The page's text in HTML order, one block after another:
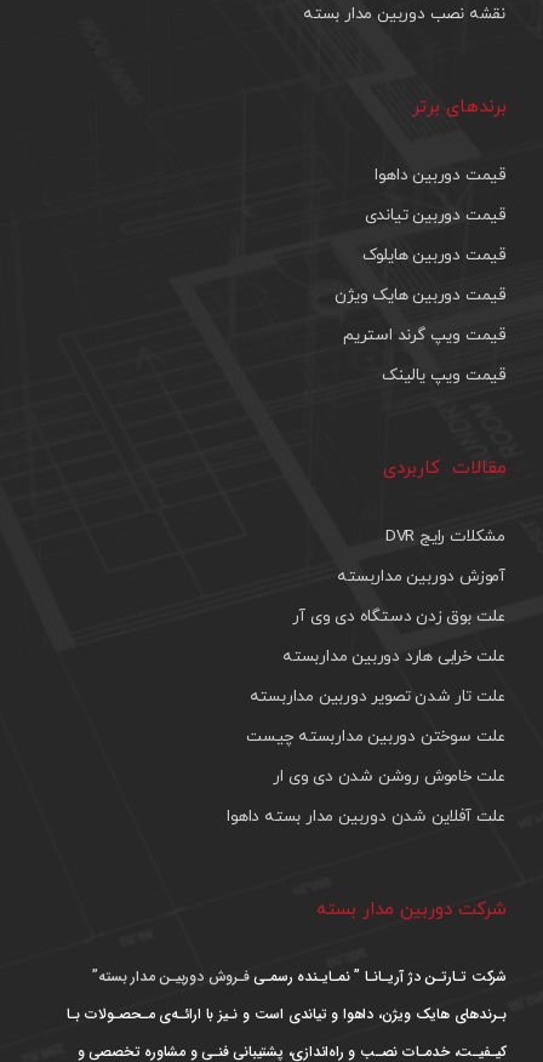
نقشه نصب دوربین مدار بسته
برندهای برتر
قیمت دوربین داهوا
قیمت دوربین تیاندی
قیمت دوربین هایلوک
قیمت دوربین هایک ویژن
قیمت ویپ گرند استریم
قیمت ویپ یالینک
مقالات کاربردی
مشکلات رایج DVR
آموزش دوربین مداربسته
علت بوق زدن دستگاه دی وی آر
علت خرابی هارد دوربین مداربسته
علت تار شدن تصویر دوربین مداربسته
علت سوختن دوربین مداربسته چیست
علت خاموش روشن شدن دی وی ار
علت آفلاین شدن دوربین مدار بسته داهوا
شرکت دوربین مدار بسته
شرکت تـارتـن دژ آریـانـا ” نمـایـنده رسمـیفـروش دوربیـن مدار بسته”
بـرندهای هایک ویژن، داهوا و تیاندی است و نـیز با ارائـه‌ی مـحصـولات بـا
کیـفیـت، خدمـات نصـب و راه‌اندازی، پشتیبانی فنـی و مشاوره تخصصی و